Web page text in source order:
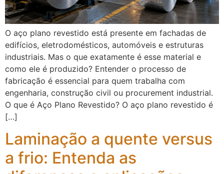
O aço plano revestido está presente em fachadas de
edifícios, eletrodomésticos, automóveis e estruturas
industriais. Mas o que exatamente é esse material e
como ele é produzido? Entender o processo de
fabricação é essencial para quem trabalha com
engenharia, construção civil ou procurement industrial.
O que é Aço Plano Revestido? O aço plano revestido é
[…]
Laminação a quente versus
a frio: Entenda as